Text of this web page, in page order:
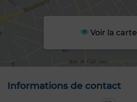
Voir la carte
Informations de contact